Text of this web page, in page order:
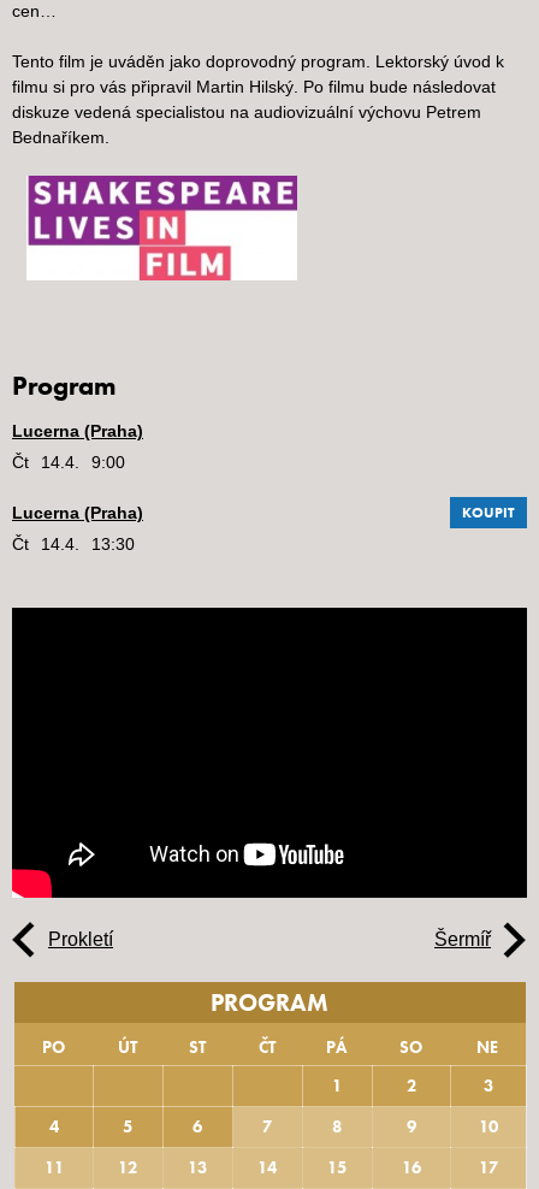
cen…
Tento film je uváděn jako doprovodný program. Lektorský úvod k
filmu si pro vás připravil Martin Hilský. Po filmu bude následovat
diskuze vedená specialistou na audiovizuální výchovu Petrem
Bednaříkem.
Program
Lucerna (Praha)
Čt
14.4. 9:00
Lucerna (Praha)
KOUPIT
Čt
14.4. 13:30
Prokletí Šermíř
PROGRAM
PO ÚT ST ČT PÁ SO
NE
1
2
3
4
5 6 7 8 9
10
11
12 13 14 15 16
17